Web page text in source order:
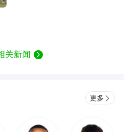
关新闻
更多